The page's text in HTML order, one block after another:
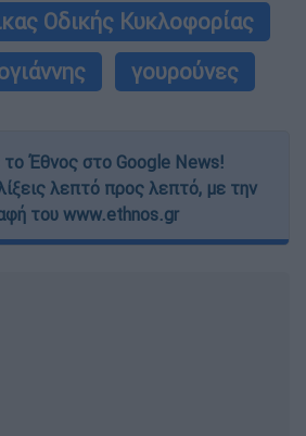
Οδικής Κυκλοφορίας
γουρούνες
Έθνος στο Google News!
λεπτό προς λεπτό, με την
του www.ethnos.gr